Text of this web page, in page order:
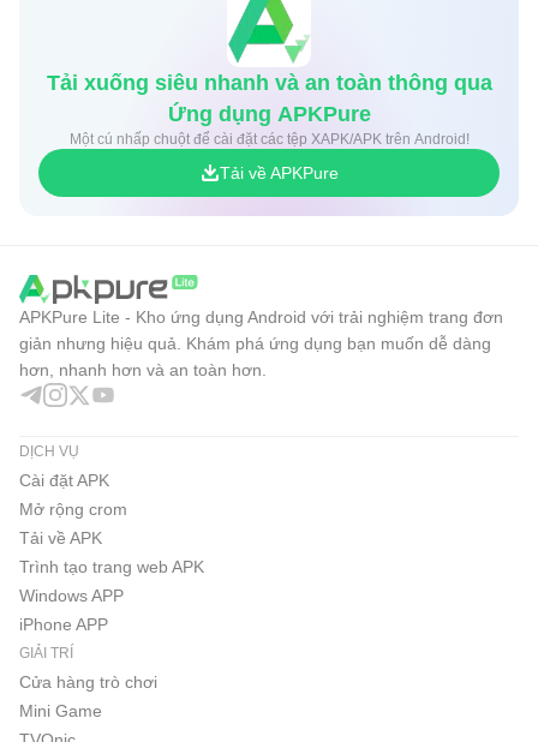
Tải xuống siêu nhanh và an toàn thông qua
Ứng dụng APKPure
Một cú nhấp chuột để cài đặt các tệp XAPK/APK trên Android!
Tải về APKPure
APKPure Lite - Kho ứng dụng Android với trải nghiệm trang đơn
giản nhưng hiệu quả. Khám phá ứng dụng bạn muốn dễ dàng
hơn, nhanh hơn và an toàn hơn.
DỊCH VỤ
Cài đặt APK
Mở rộng crom
Tải về APK
Trình tạo trang web APK
Windows APP
iPhone APP
GIẢI TRÍ
Cửa hàng trò chơi
Mini Game